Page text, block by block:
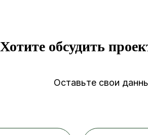
Хотите обсудить
Оставьте свои